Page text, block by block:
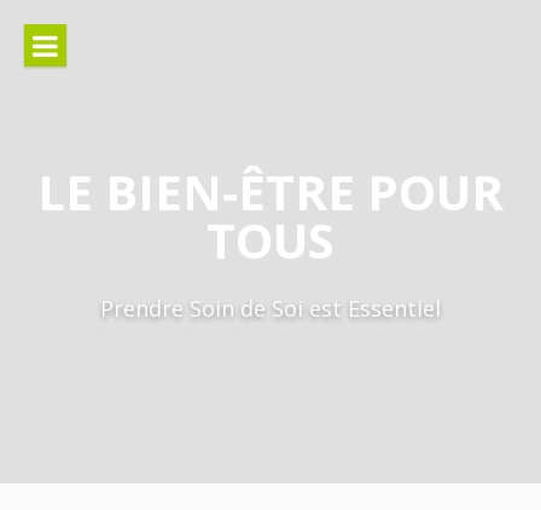
contenu
LE BIEN-ÊTRE POUR
TOUS
Prendre Soin de Soi est Essentiel